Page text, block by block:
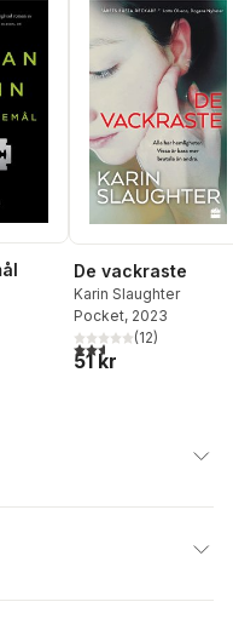
Totalt antal röster:
De vackraste
Karin Slaughter
Pocket, 2023
2,6utav 5 stjärnor.
(12)
51 kr